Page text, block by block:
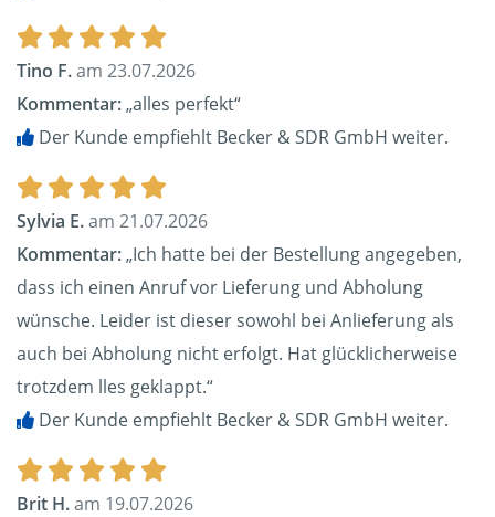
Tino F.am 23.07.2026
Kommentar:„alles perfekt“
Der Kunde empfiehlt Becker & SDR GmbH weiter.
Sylvia E.am 21.07.2026
Kommentar:„Ich hatte bei der Bestellung angegeben,
dass ich einen Anruf vor Lieferung und Abholung
wünsche. Leider ist dieser sowohl bei Anlieferung als
auch bei Abholung nicht erfolgt. Hat glücklicherweise
trotzdem lles geklappt.“
Der Kunde empfiehlt Becker & SDR GmbH weiter.
Brit H.am 19.07.2026